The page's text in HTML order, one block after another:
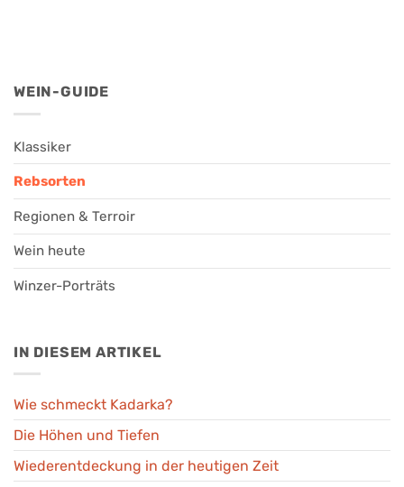
WEIN-GUIDE
Klassiker
Rebsorten
Regionen & Terroir
Wein heute
Winzer-Porträts
IN DIESEM ARTIKEL
Wie schmeckt Kadarka?
Die Höhen und Tiefen
Wiederentdeckung in der heutigen Zeit